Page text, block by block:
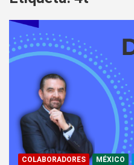
COLABORADORES MÉXICO